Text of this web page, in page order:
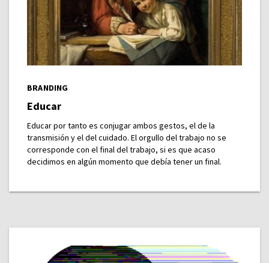
BRANDING
Educar
Educar por tanto es conjugar ambos gestos, el de la
transmisión y el del cuidado. El orgullo del trabajo no se
corresponde con el final del trabajo, si es que acaso
decidimos en algún momento que debía tener un final.